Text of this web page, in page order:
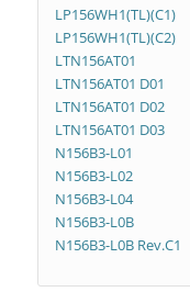
LP156WH1(TL)(C1)
LP156WH1(TL)(C2)
LTN156AT01
LTN156AT01 D01
LTN156AT01 D02
LTN156AT01 D03
N156B3-L01
N156B3-L02
N156B3-L04
N156B3-L0B
N156B3-L0B Rev.C1